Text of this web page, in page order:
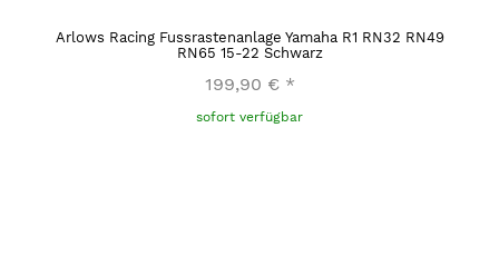
Arlows Racing Fussrastenanlage Yamaha R1 RN32 RN49
RN65 15-22 Schwarz
199,90 € *
sofort verfügbar